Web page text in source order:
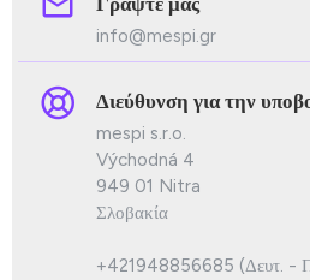
info@mespi.gr
Διεύθυνση για την
mespi s.r.o.
Východná 4
949 01 Nitra
Σλοβακία
+421948856685 (Δευτ. -